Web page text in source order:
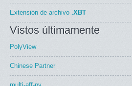
Extensión de archivo .XBT
Vistos últimamente
PolyView
Chinese Partner